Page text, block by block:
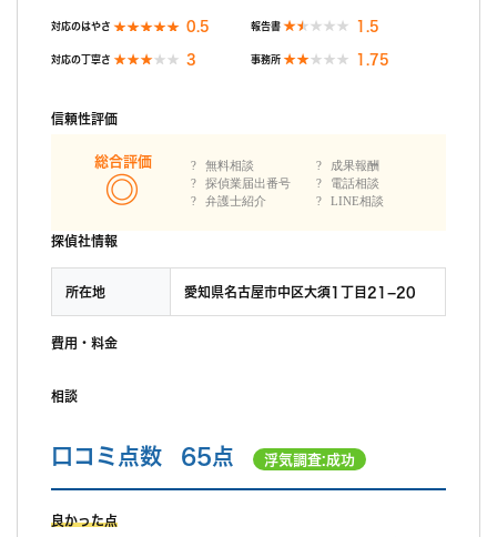
対応のはやさ 0.5 報告書 1.5
対応の丁寧さ 3 事務所 1.75
信頼性評価
総合評価
無料相談
探偵業届出番号
弁護士紹介
成果報酬
電話相談
LINE相談
探偵社情報
所在地 愛知県名古屋市中区大須1丁目21−20
費用・料金
相談
口コミ点数 65点 浮気調査:成功
良かった点